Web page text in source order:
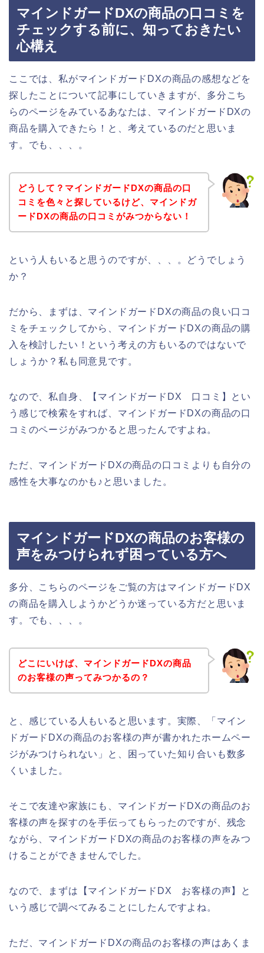
マインドガードDXの商品の口コミを
チェックする前に、知っておきたい
心構え
ここでは、私がマインドガードDXの商品の感想などを
探したことについて記事にしていきますが、多分こち
らのページをみているあなたは、マインドガードDXの
商品を購入できたら！と、考えているのだと思いま
す。でも、、、。
どうして？マインドガードDXの商品の口
コミを色々と探しているけど、マインドガ
ードDXの商品の口コミがみつからない！
という人もいると思うのですが、、、。どうでしょう
か？
だから、まずは、マインドガードDXの商品の良い口コ
ミをチェックしてから、マインドガードDXの商品の購
入を検討したい！という考えの方もいるのではないで
しょうか？私も同意見です。
なので、私自身、【マインドガードDX 口コミ】とい
う感じで検索をすれば、マインドガードDXの商品の口
コミのページがみつかると思ったんですよね。
ただ、マインドガードDXの商品の口コミよりも自分の
感性を大事なのかも♪と思いました。
マインドガードDXの商品のお客様の
声をみつけられず困っている方へ
多分、こちらのページをご覧の方はマインドガードDX
の商品を購入しようかどうか迷っている方だと思いま
す。でも、、、。
どこにいけば、マインドガードDXの商品
のお客様の声ってみつかるの？
と、感じている人もいると思います。実際、「マイン
ドガードDXの商品のお客様の声が書かれたホームペー
ジがみつけられない」と、困っていた知り合いも数多
くいました。
そこで友達や家族にも、マインドガードDXの商品のお
客様の声を探すのを手伝ってもらったのですが、残念
ながら、マインドガードDXの商品のお客様の声をみつ
けることができませんでした。
なので、まずは【マインドガードDX お客様の声】と
いう感じで調べてみることにしたんですよね。
ただ、マインドガードDXの商品のお客様の声はあくま